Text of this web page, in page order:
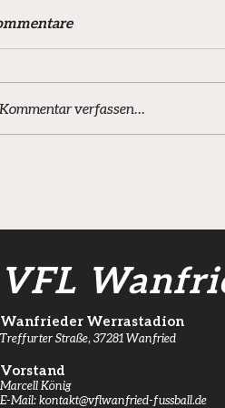
Kommentar verfassen...
VFL
Wanfrieder Werrastadion
Treffurter Straße, 37281 Wanfried
Vorstand
Marcell König
E-Mail:kontakt@vflwanfried-fussball.de